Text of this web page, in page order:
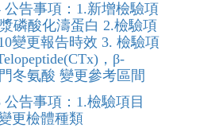
公告事項：1.新增檢驗項
磷酸化濤蛋白 2.檢驗項
變更報告時效 3. 檢驗項
，β-
冬氨酸 變更參考區間
告事項：1.檢驗項目
更檢體種類